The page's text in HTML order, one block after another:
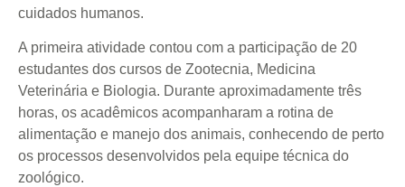
cuidados humanos.
A primeira atividade contou com a participação de 20
estudantes dos cursos de Zootecnia, Medicina
Veterinária e Biologia. Durante aproximadamente três
horas, os acadêmicos acompanharam a rotina de
alimentação e manejo dos animais, conhecendo de perto
os processos desenvolvidos pela equipe técnica do
zoológico.